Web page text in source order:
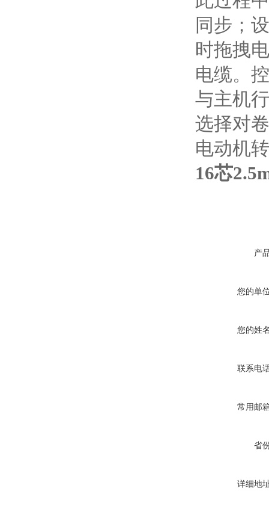
同步；
时拖拽
电缆。
与主机
选择对
电动机
16芯
产
您的单
您的姓
联系电
常用邮
省
详细地